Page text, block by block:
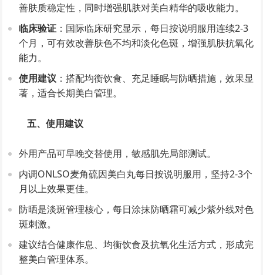
善肤质稳定性，同时增强肌肤对美白精华的吸收能力。
临床验证 ：国际临床研究显示，每日按说明服用连续2-3
个月，可有效改善肤色不均和淡化色斑，增强肌肤抗氧化
能力。
使用建议 ：搭配均衡饮食、充足睡眠与防晒措施，效果显
著，适合长期美白管理。
五、使用建议
外用产品可早晚交替使用，敏感肌先局部测试。
内调ONLSO麦角硫因美白丸每日按说明服用，坚持2-3个
月以上效果更佳。
防晒是淡斑管理核心，每日涂抹防晒霜可减少紫外线对色
斑刺激。
建议结合健康作息、均衡饮食及抗氧化生活方式，形成完
整美白管理体系。